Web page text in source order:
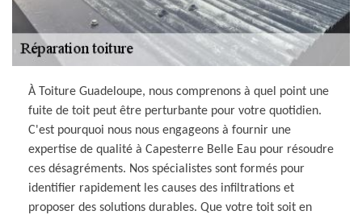
À Toiture Guadeloupe, nous comprenons à quel point une
fuite de toit peut être perturbante pour votre quotidien.
C'est pourquoi nous nous engageons à fournir une
expertise de qualité à Capesterre Belle Eau pour résoudre
ces désagréments. Nos spécialistes sont formés pour
identifier rapidement les causes des infiltrations et
proposer des solutions durables. Que votre toit soit en